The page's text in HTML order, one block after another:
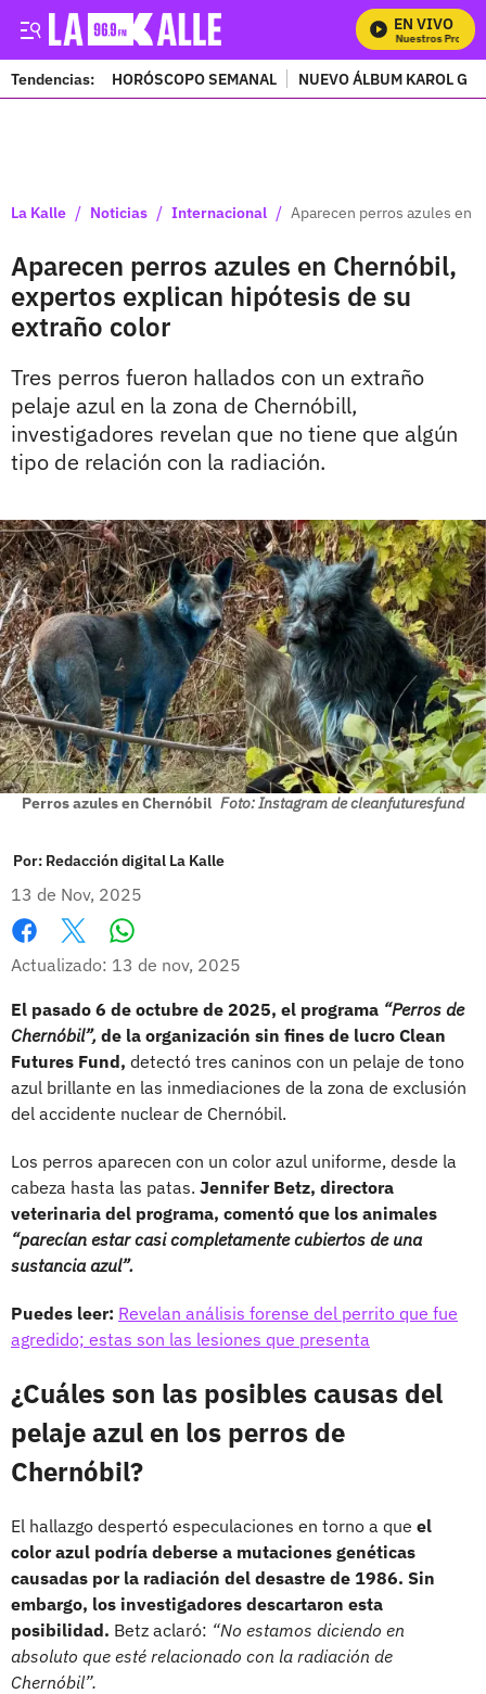
EN VIVO
Mira Todos Nuestros
Tendencias: HORÓSCOPO SEMANAL NUEVO ÁLBUM KAROL G
La Kalle / Noticias / Internacional / Aparecen perros azules en
Aparecen perros azules en Chernóbil,
expertos explican hipótesis de su
extraño color
Tres perros fueron hallados con un extraño
pelaje azul en la zona de Chernóbill,
investigadores revelan que no tiene que algún
tipo de relación con la radiación.
Perros azules en Chernóbil Foto: Instagram de cleanfuturesfund
Por: Redacción digital La Kalle
13 de Nov, 2025
Facebook
X
Actualizado: 13 de nov, 2025
El pasado 6 de octubre de 2025, el programa “Perros de
Chernóbil”, de la organización sin fines de lucro Clean
Futures Fund, detectó tres caninos con un pelaje de tono
azul brillante en las inmediaciones de la zona de exclusión
del accidente nuclear de Chernóbil.
Los perros aparecen con un color azul uniforme, desde la
cabeza hasta las patas. Jennifer Betz, directora
veterinaria del programa, comentó que los animales
“parecían estar casi completamente cubiertos de una
sustancia azul”.
Puedes leer: Revelan análisis forense del perrito que fue
agredido; estas son las lesiones que presenta
¿Cuáles son las posibles causas del
pelaje azul en los perros de
Chernóbil?
El hallazgo despertó especulaciones en torno a que el
color azul podría deberse a mutaciones genéticas
causadas por la radiación del desastre de 1986. Sin
embargo, los investigadores descartaron esta
posibilidad. Betz aclaró: “No estamos diciendo en
absoluto que esté relacionado con la radiación de
Chernóbil”.